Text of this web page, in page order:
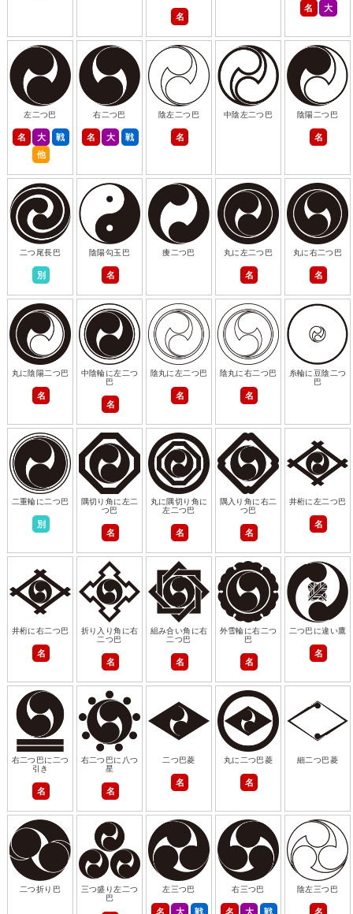
名
名 大
左二つ巴
名 大
戦
他
右二つ巴
名 大 戦
陰左二つ巴
名
中陰左二つ巴 陰陽二つ巴
名
二つ尾長巴
別
陰陽勾玉巴
名
痩二つ巴 丸に左二つ巴
名
丸に右二つ巴
名
丸に陰陽二つ巴
名
中陰輪に左二つ
巴
名
陰丸に左二つ巴
名
陰丸に右二つ巴
名
糸輪に豆陰二つ
巴
二重輪に二つ巴
別
隅切り角に左二
つ巴
名
丸に隅切り角に
左二つ巴
名
隅入り角に右二
つ巴
名
井桁に左二つ巴
名
井桁に右二つ巴
名
折り入り角に右
二つ巴
名
組み合い角に右
二つ巴
名
外雪輪に右二つ
巴
名
二つ巴に違い鷹
名
右二つ巴に二つ
引き
名
右二つ巴に八つ
星
名
二つ巴菱
名
丸に二つ巴菱
名
細二つ巴菱
二つ折り巴
三つ盛り左二つ
巴
左三つ巴
名 大
戦
右三つ巴
名 大
戦
陰左三つ巴
名